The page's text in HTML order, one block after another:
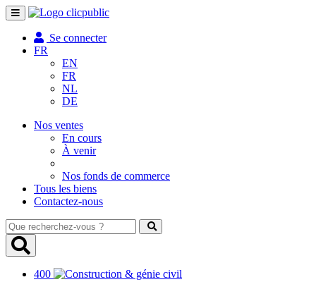
Toggle
navigation
Se connecter
FR
EN
FR
NL
DE
Nos ventes
En cours
À venir
Nos fonds de commerce
Tous les biens
Contactez-nous
Que
recherchez-
vous
400